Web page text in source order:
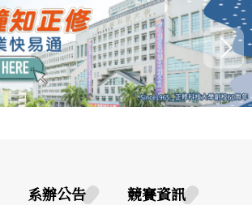
系辦公告
競賽資訊